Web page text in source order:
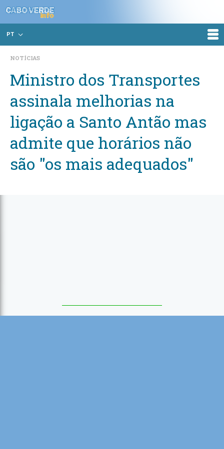
PT
NOTÍCIAS
Ministro dos Transportes
assinala melhorias na
ligação a Santo Antão mas
admite que horários não
são "os mais adequados"